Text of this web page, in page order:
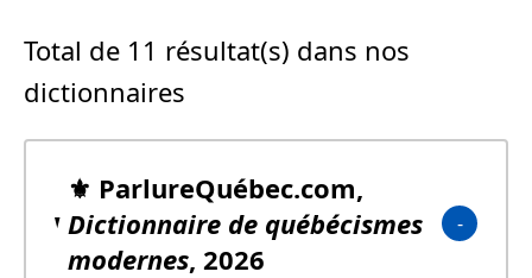
Total de 11 résultat(s) dans nos
dictionnaires
⚜️ ParlureQuébec.com,
Dictionnaire de québécismes
modernes, 2026